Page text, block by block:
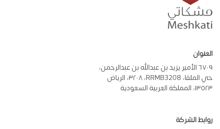
العنوان
٦٧٠٩ الأمير يزيد بن عبدالله بن عبدالرحمن،
حي الملقا، RRMB3208، ٣٢٠٨، الرياض
١٣٥٢٣، المملكة العربية السعودية
روابط الشركة